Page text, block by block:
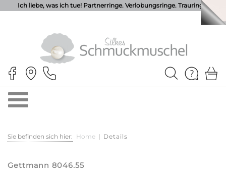
Ich liebe, was ich tue! Partnerringe. Verlobungsringe. Trauringe.
Sie befinden sich hier: Home | Details
Gettmann 8046.55